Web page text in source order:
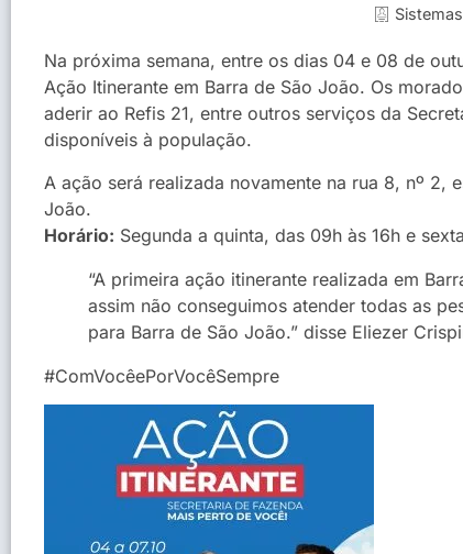
Na próxima semana, entre os dias 04 e 08 de
Ação Itinerante em Barra de São João. Os
aderir ao Refis 21, entre outros serviços da
disponíveis à população.
A ação será realizada novamente na rua 8, nº 2,
João.
Horário: Segunda a quinta, das 09h às 16h e
“A primeira ação itinerante realizada em
assim não conseguimos atender todas as
para Barra de São João.” disse Eliezer
#ComVocêePorVocêSempre